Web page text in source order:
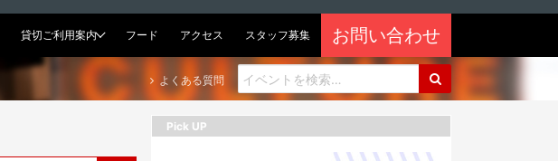
貸切ご利用案内 フード アクセス スタッフ募集 お問い合わせ
よくある質問
Pick UP